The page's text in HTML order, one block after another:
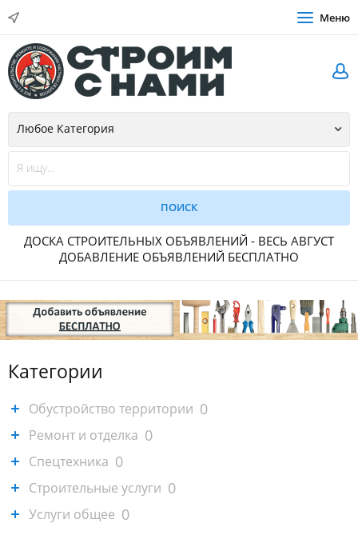
Меню
ДОСКА СТРОИТЕЛЬНЫХ ОБЪЯВЛЕНИЙ - ВЕСЬ АВГУСТ
ДОБАВЛЕНИЕ ОБЪЯВЛЕНИЙ БЕСПЛАТНО
Категории
Обустройство территории 0
Ремонт и отделка 0
Спецтехника 0
Строительные услуги 0
Услуги общее 0